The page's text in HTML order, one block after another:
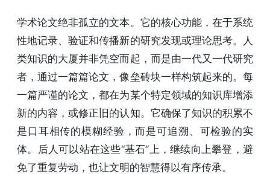
学术论文绝非孤立的文本。它的核心功能，在于系统
性地记录、验证和传播新的研究发现或理论思考。人
类知识的大厦并非凭空而起，而是由一代又一代研究
者，通过一篇篇论文，像垒砖块一样构筑起来的。每
一篇严谨的论文，都在为某个特定领域的知识库增添
新的内容，或修正旧的认知。它确保了知识的积累不
是口耳相传的模糊经验，而是可追溯、可检验的实
体。后人可以站在这些“基石”上，继续向上攀登，避
免了重复劳动，也让文明的智慧得以有序传承。